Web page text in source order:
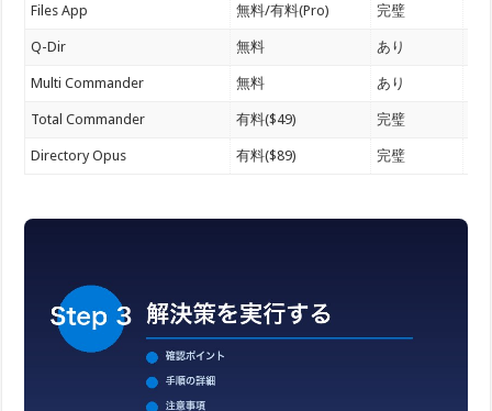
Files App 無料/有料(Pro) 完璧
Q-Dir 無料 あり
Multi Commander 無料 あり
Total Commander 有料($49) 完璧
Directory Opus 有料($89) 完璧